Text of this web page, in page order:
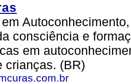
consciência e
em
crianças. (BR)